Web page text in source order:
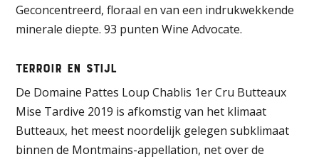
Geconcentreerd, floraal en van een indrukwekkende
minerale diepte. 93 punten Wine Advocate.
Terroir en stijl
De Domaine Pattes Loup Chablis 1er Cru Butteaux
Mise Tardive 2019 is afkomstig van het klimaat
Butteaux, het meest noordelijk gelegen subklimaat
binnen de Montmains-appellation, net over de